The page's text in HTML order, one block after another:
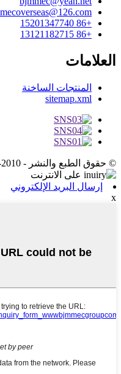
+86 15201347740
+86 13121182715
العلامات
المنتجات الساخنة
sitemap.xml
© حقوق الطبع والنشر - 2010-2023: جميع الحقوق محفوظة.
إرسال البريد الإلكتروني
x